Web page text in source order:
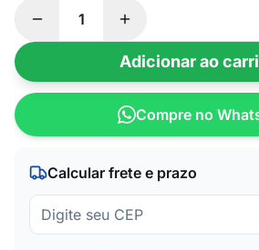
Adicionar ao
Compre no
Calcular frete e prazo